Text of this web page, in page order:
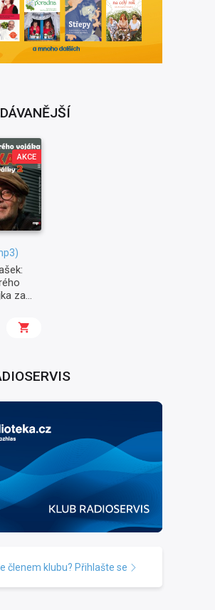
AKCE
za
členem klubu? Přihlašte se